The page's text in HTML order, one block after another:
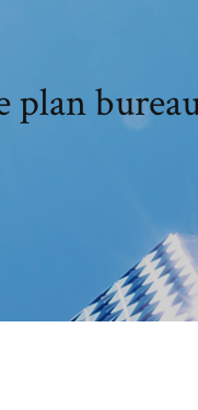
plan